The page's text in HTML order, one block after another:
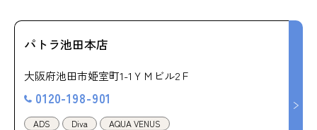
パトラ池田本店
大阪府池田市姫室町1-1ＹＭビル2Ｆ
0120-198-901
ADS Diva
AQUA VENUS